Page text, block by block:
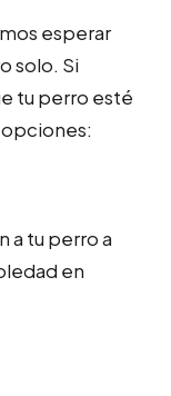
esperar
solo. Si
tu perro esté
a tu perro a
en